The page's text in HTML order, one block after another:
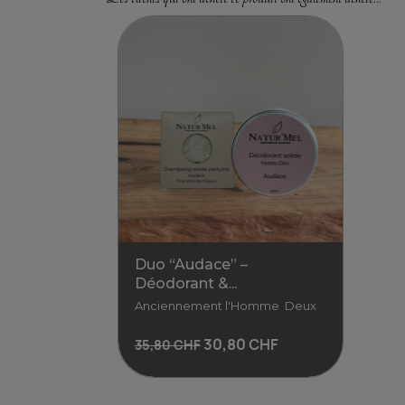
Duo “Audace” –
Déodorant &...
Anciennement l'Homme Deux
35,80 CHF 30,80 CHF